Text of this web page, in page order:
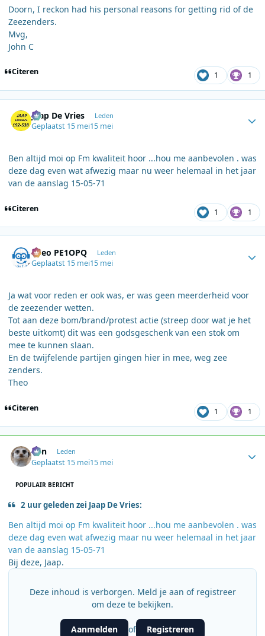
Doorn, I reckon had his personal reasons for getting rid of de
Zeezenders.
Mvg,
John C
Citeren 1 1
Jaap De Vries Leden
Geplaatst 15 mei15 mei
Ben altijd moi op Fm kwaliteit hoor ...hou me aanbevolen . was
deze dag even wat afwezig maar nu weer helemaal in het jaar
van de aanslag 15-05-71
Citeren 1 1
Theo PE1OPQ Leden
Geplaatst 15 mei15 mei
Ja wat voor reden er ook was, er was geen meerderheid voor
de zeezender wetten.
Tot aan deze bom/brand/protest actie (streep door wat je het
beste uitkomt) dit was een godsgeschenk van een stok om
mee te kunnen slaan.
En de twijfelende partijen gingen hier in mee, weg zee
zenders.
Theo
Citeren 1 1
Ben Leden
Geplaatst 15 mei15 mei
POPULAIR BERICHT
2 uur geleden zei Jaap De Vries:
Ben altijd moi op Fm kwaliteit hoor ...hou me aanbevolen . was
deze dag even wat afwezig maar nu weer helemaal in het jaar
van de aanslag 15-05-71
Bij deze, Jaap.
Deze inhoud is verborgen. Meld je aan of registreer
om deze te bekijken.
Aanmelden of Registreren